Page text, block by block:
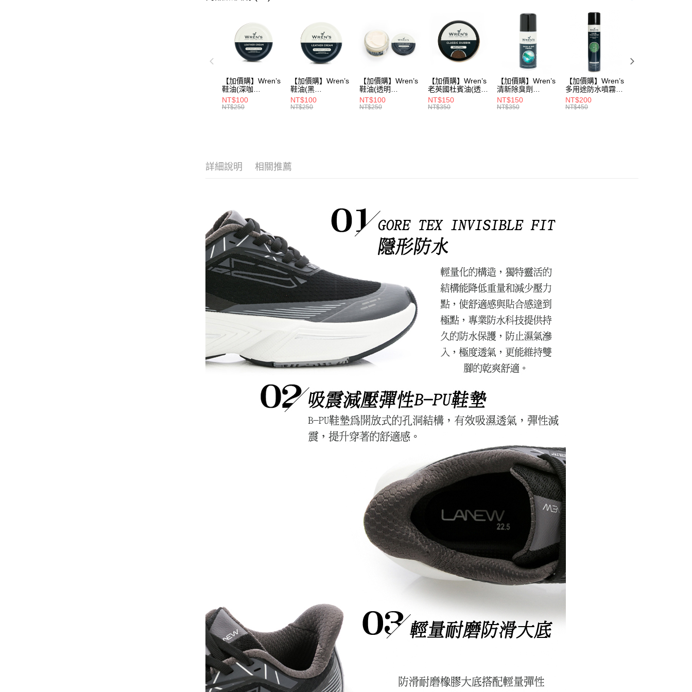
▶ 女士商品 鞋款 ▶
▶ 機能款式 鞋款 ▶
【加價購】Wren’s
鞋油(深咖
289105120)
NT$100
NT$250
【加價購】Wren’s
鞋油(黑
289105130)
NT$100
NT$250
【加價購】Wren’s
鞋油(透明
289105140)
NT$100
NT$250
【加價購】Wren’s
老英國杜賓油(透明
289105440)
NT$150
NT$350
【加價購】Wren’s
清新除臭劑
(289105540)
NT$150
NT$350
【加價購】Wren’s
多用途防水噴霧
(289105640)
NT$200
NT$450
詳細說明 相關推薦